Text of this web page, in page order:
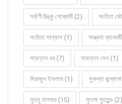
সর্বাণী রিঙ্কু গোস্বামী (2) সংহিতা
সংহিতা সান্যাল (1) সান্ত্বনা
সায়ন্তন ধর (7) সায়ন্তন সেন (1)
সিরাজুল ইসলাম (1) সুকন্যা
সুতনু হালদার (15) সুতপা পুততুন্ড (2)